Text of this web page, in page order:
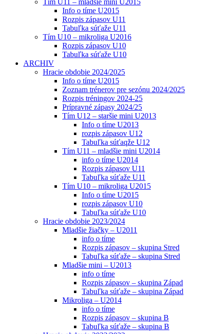
Info o tíme U2015
Rozpis zápasov U11
Tabuľka súťaže U11
Tím U10 – mikroliga U2016
Rozpis zápasov U10
Tabuľka súťaže U10
ARCHIV
Hracie obdobie 2024/2025
Info o tíme U2015
Zoznam trénerov pre sezónu 2024/2025
Rozpis tréningov 2024-25
Prípravné zápasy 2024/25
Tím U12 – staršie mini U2013
Info o tíme U2013
rozpis zápasov U12
Tabuľka súťaqže U12
Tím U11 – mladšie mini U2014
info o tíme U2014
Rozpis zápasov U11
Tabuľka súťaže U11
Tím U10 – mikroliga U2015
Info o tíme U2015
rozpis zápasov U10
Tabuľka súťaže U10
Hracie obdobie 2023/2024
Mladšie žiačky – U2011
info o tíme
Rozpis zápasov – skupina Stred
Tabuľka súťaže – skupina Stred
Mladšie mini – U2013
info o tíme
Rozpis zápasov – skupina Západ
Tabuľka súťaže – skupina Západ
Mikroliga – U2014
info o tíme
Rozpis zápasov – skupina B
Tabuľka súťaže – skupina B